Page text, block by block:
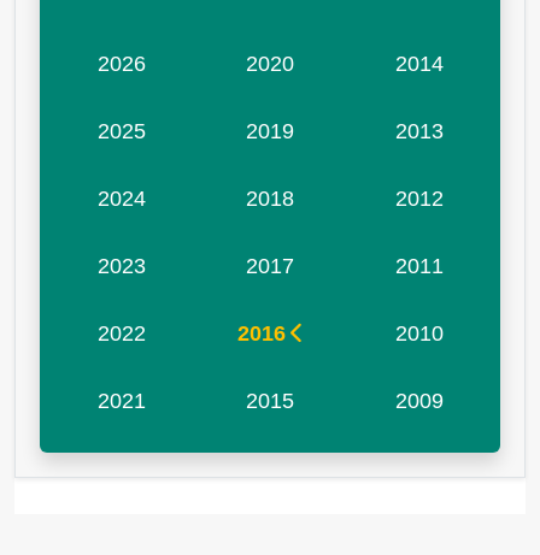
2026
2025
2024
2023
2022
2021
2020
2019
2018
2017
2016
2015
2014
2013
2012
2011
2010
2009